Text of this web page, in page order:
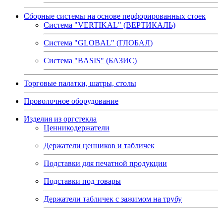
Сборные системы на основе перфорированных стоек
Система "VERTIKAL" (ВЕРТИКАЛЬ)
Система "GLOBAL" (ГЛОБАЛ)
Система "BASIS" (БАЗИС)
Торговые палатки, шатры, столы
Проволочное оборудование
Изделия из оргстекла
Ценникодержатели
Держатели ценников и табличек
Подставки для печатной продукции
Подставки под товары
Держатели табличек с зажимом на трубу